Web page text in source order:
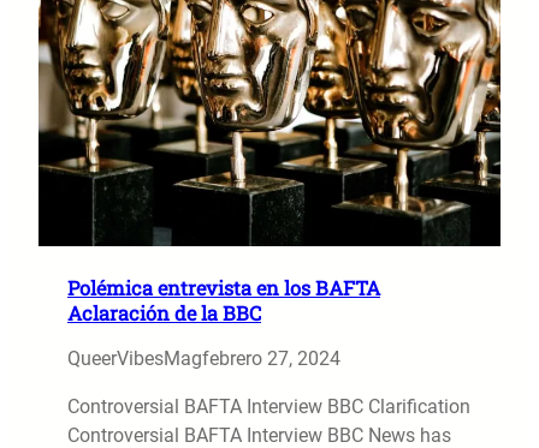
Polémica entrevista en los BAFTA
Aclaración de la BBC
QueerVibesMagfebrero 27, 2024
Controversial BAFTA Interview BBC Clarification
Controversial BAFTA Interview BBC News has